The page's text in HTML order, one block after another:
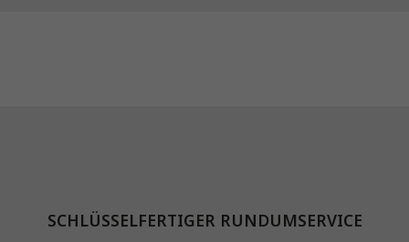
SCHLÜSSELFERTIGER RUNDUMSERVICE